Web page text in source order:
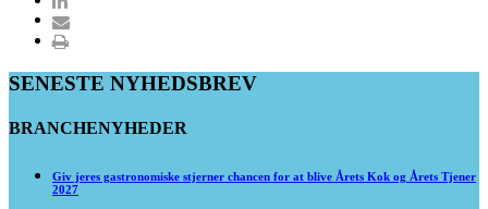
SENESTE NYHEDSBREV
BRANCHENYHEDER
Giv jeres gastronomiske stjerner chancen for at blive Årets Kok og Årets Tjener
2027